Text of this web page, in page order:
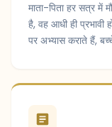
माता-पिता हर सत्र में
है, वह आधी ही प्रभावी
पर अभ्यास कराते हैं,